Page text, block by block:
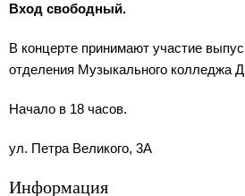
Вход свободный.
В концерте принимают участие
отделения Музыкального колледжа
Начало в 18 часов.
ул. Петра Великого, 3А
Информация